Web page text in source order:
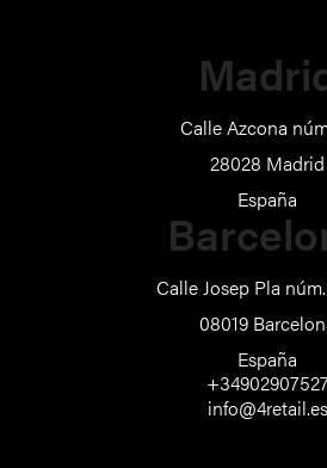
Calle Azcona
28028 Madrid
España
Calle Josep Pla
08019
España
info@4retail.es